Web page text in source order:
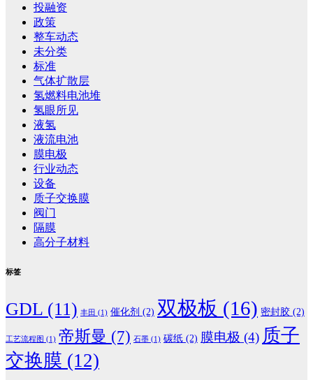
投融资
政策
整车动态
未分类
标准
气体扩散层
氢燃料电池堆
氢眼所见
液氢
液流电池
膜电极
行业动态
设备
质子交换膜
阀门
隔膜
高分子材料
标签
GDL (11) 丰田 (1) 催化剂 (2) 双极板 (16) 密封胶 (2)
工艺流程图 (1) 帝斯曼 (7) 石墨 (1) 碳纸 (2) 膜电极 (4) 质子
交换膜 (12)